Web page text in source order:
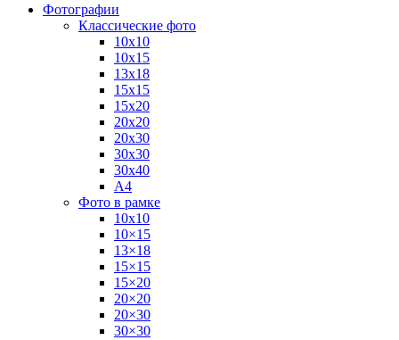
Фотографии
Классические фото
10х10
10х15
13х18
15х15
15х20
20х20
20х30
30х30
30х40
А4
Фото в рамке
10х10
10×15
13×18
15×15
15×20
20×20
20×30
30×30